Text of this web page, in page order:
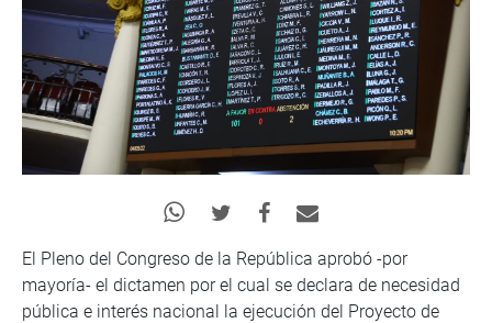
El Pleno del Congreso de la República aprobó -por
mayoría- el dictamen por el cual se declara de necesidad
pública e interés nacional la ejecución del Proyecto de